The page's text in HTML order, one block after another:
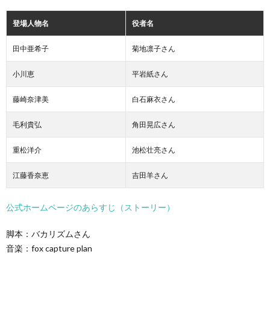
登場人物名 役者名
田中亜希子 菊地凛子さん
小川恵 平岩紙さん
藤崎奈津美 白石麻衣さん
毛利貴弘 角田晃広さん
重松洋介 池松壮亮さん
江藤香奈恵 吉田羊さん
公式ホームページのあらすじ（ストーリー）
脚本：バカリズムさん
音楽：fox capture plan